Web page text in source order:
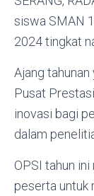
siswa SMAN
2024 tingkat
Ajang
Pusat
inovasi bagi
dalam
OPSI tahun
peserta untuk